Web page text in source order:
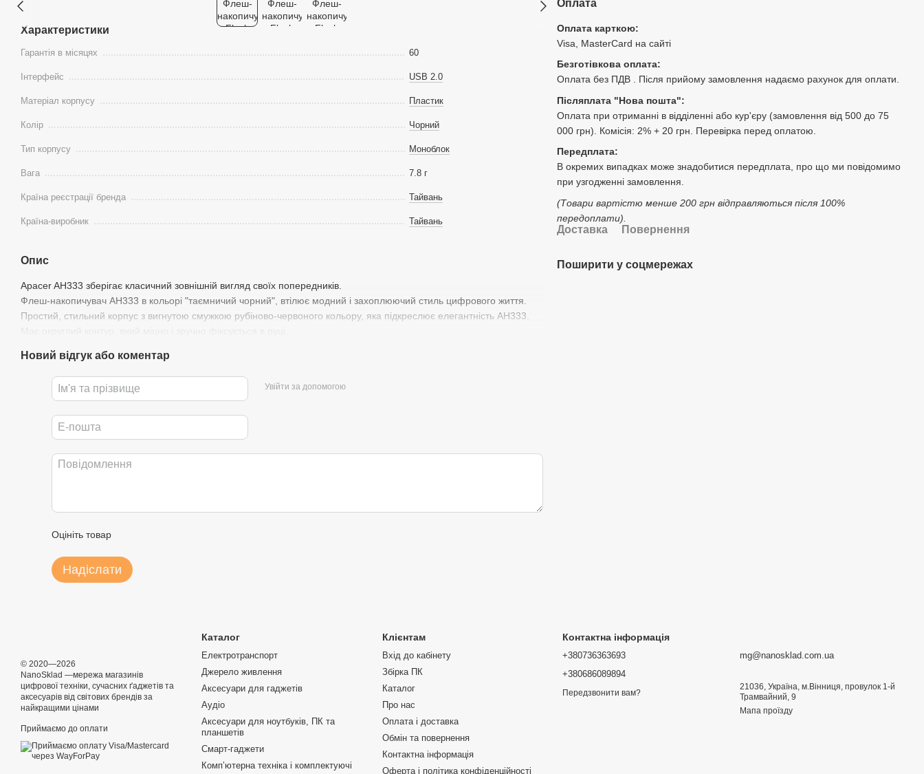
Характеристики
Гарантія в місяцях 60
Інтерфейс USB 2.0
Матеріал корпусу Пластик
Колір Чорний
Тип корпусу Моноблок
Вага 7.8 г
Країна реєстрації бренда Тайвань
Країна-виробник Тайвань
Опис
Apacer AH333 зберігає класичний зовнішній вигляд своїх попередників.
Флеш-накопичувач AH333 в кольорі "таємничий чорний", втілює модний і захоплюючий стиль цифрового життя.
Простий, стильний корпус з вигнутою смужкою рубіново-червоного кольору, яка підкреслює елегантність AH333.
Новий відгук або коментар
Увійти за допомогою
Оцініть товар
Надіслати
Оплата
Оплата карткою:
Visa, MasterCard на сайті
Безготівкова оплата:
Оплата без ПДВ . Після прийому замовлення надаємо рахунок для оплати.
Післяплата "Нова пошта":
Оплата при отриманні в відділенні або кур'єру (замовлення від 500 до 75
000 грн). Комісія: 2% + 20 грн. Перевірка перед оплатою.
Передплата:
В окремих випадках може знадобитися передплата, про що ми повідомимо
при узгодженні замовлення.
(Товари вартістю менше 200 грн відправляються після 100%
передоплати).
Доставка Повернення
Поширити у соцмережах
© 2020—2026
NanoSklad —мережа магазинів
цифрової техніки, сучасних ґаджетів та
аксесуарів від світових брендів за
найкращими цінами
Приймаємо до оплати
Каталог
Електротранспорт
Джерело живлення
Аксесуари для гаджетів
Аудіо
Аксесуари для ноутбуків, ПК та
планшетів
Смарт-гаджети
Компʼютерна техніка і комплектуючі
Клієнтам
Вхід до кабінету
Збірка ПК
Каталог
Про нас
Оплата і доставка
Обмін та повернення
Контактна інформація
Оферта і політика конфіденційності
Контактна інформація
+380736363693
+380686089894
Передзвонити вам?
mg@nanosklad.com.ua
21036, Україна, м.Вінниця, провулок 1-й
Трамвайний, 9
Мапа проїзду